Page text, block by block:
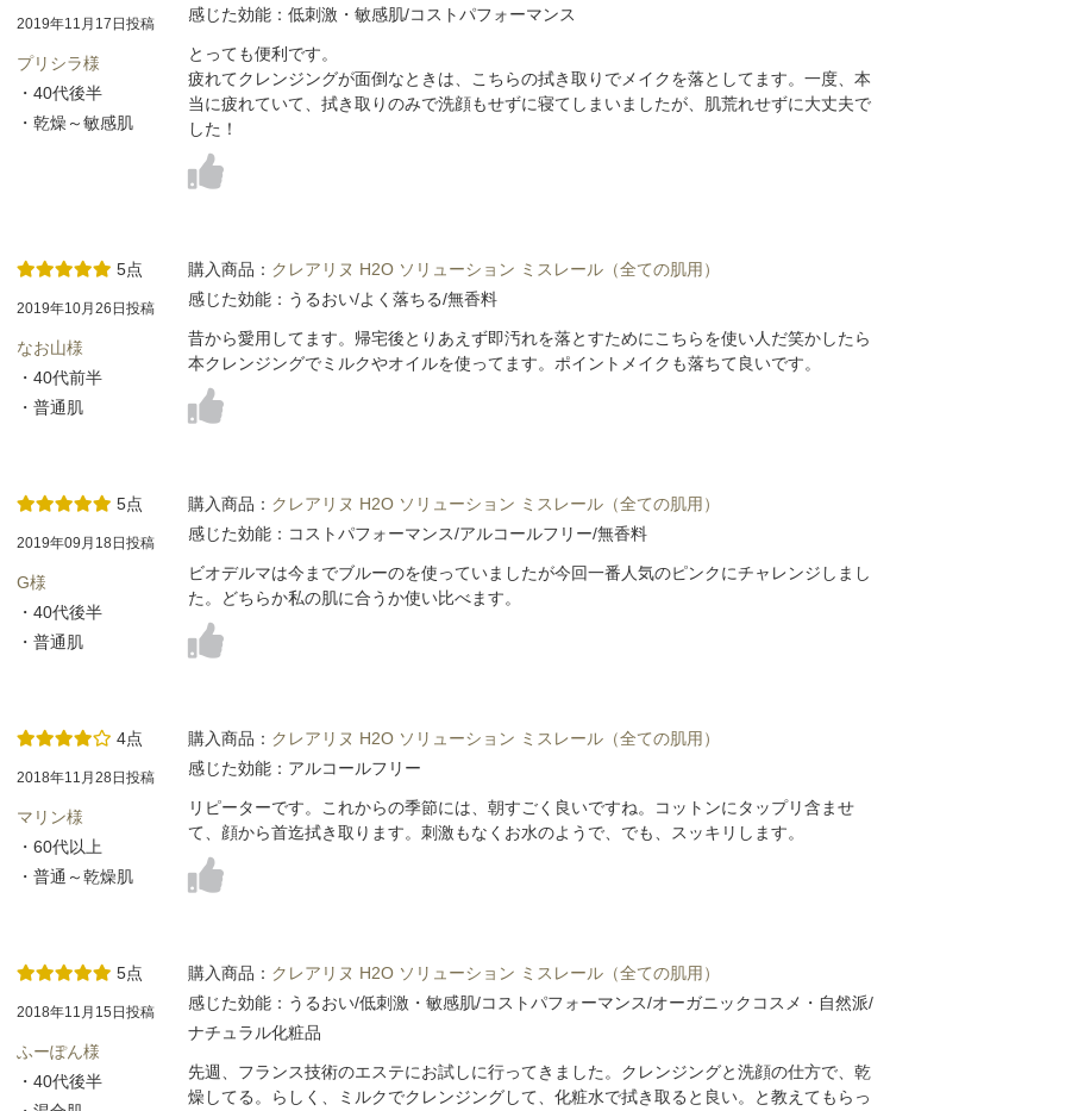
2019年11月17日投稿
プリシラ様
・40代後半
・乾燥～敏感肌
感じた効能：低刺激・敏感肌/コストパフォーマンス
とっても便利です。
疲れてクレンジングが面倒なときは、こちらの拭き取りでメイクを落としてます。一度、本
当に疲れていて、拭き取りのみで洗顔もせずに寝てしまいましたが、肌荒れせずに大丈夫で
した！
5点
2019年10月26日投稿
なお山様
・40代前半
・普通肌
購入商品： クレアリヌ H2O ソリューション ミスレール（全ての肌用）
感じた効能：うるおい/よく落ちる/無香料
昔から愛用してます。帰宅後とりあえず即汚れを落とすためにこちらを使い人だ笑かしたら
本クレンジングでミルクやオイルを使ってます。ポイントメイクも落ちて良いです。
5点
2019年09月18日投稿
G様
・40代後半
・普通肌
購入商品： クレアリヌ H2O ソリューション ミスレール（全ての肌用）
感じた効能：コストパフォーマンス/アルコールフリー/無香料
ビオデルマは今までブルーのを使っていましたが今回一番人気のピンクにチャレンジしまし
た。どちらか私の肌に合うか使い比べます。
4点
2018年11月28日投稿
マリン様
・60代以上
・普通～乾燥肌
購入商品： クレアリヌ H2O ソリューション ミスレール（全ての肌用）
感じた効能：アルコールフリー
リピーターです。これからの季節には、朝すごく良いですね。コットンにタップリ含ませ
て、顔から首迄拭き取ります。刺激もなくお水のようで、でも、スッキリします。
5点
2018年11月15日投稿
ふーぽん様
・40代後半
購入商品： クレアリヌ H2O ソリューション ミスレール（全ての肌用）
感じた効能：うるおい/低刺激・敏感肌/コストパフォーマンス/オーガニックコスメ・自然派/
ナチュラル化粧品
先週、フランス技術のエステにお試しに行ってきました。クレンジングと洗顔の仕方で、乾
燥してる。らしく、ミルクでクレンジングして、化粧水で拭き取ると良い。と教えてもらっ